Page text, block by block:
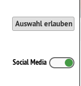
Auswahl erlauben
Social Media